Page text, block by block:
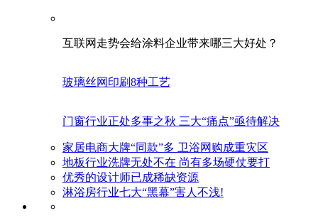
互联网走势会给涂料企业带来哪三大好处？
玻璃丝网印刷8种工艺
门窗行业正处多事之秋 三大“痛点”亟待解决
家居电商大牌“同款”多 卫浴网购成重灾区
地板行业洗牌无处不在 尚有多场硬仗要打
优秀的设计师已成稀缺资源
淋浴房行业七大“黑幕”害人不浅!